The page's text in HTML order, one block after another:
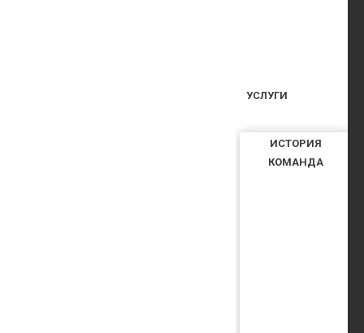
ИСТОРИЯ
КОМАНДА
УСЛУГИ